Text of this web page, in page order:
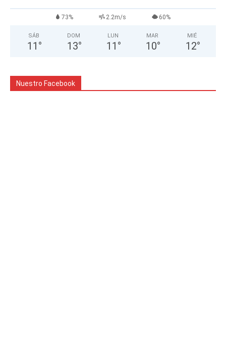
73% 2.2m/s 60%
SÁB
11 °
DOM
13°
LUN
11 °
MAR
10°
MIÉ
12°
Nuestro Facebook